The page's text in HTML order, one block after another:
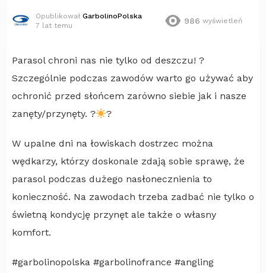
Opublikował GarbolinoPolska
7 lat temu
986 wyświetleń
Parasol chroni nas nie tylko od deszczu! ?
Szczególnie podczas zawodów warto go używać aby
ochronić przed słońcem zarówno siebie jak i nasze
zanęty/przynęty. ?
?
W upalne dni na łowiskach dostrzec można
wędkarzy, którzy doskonale zdają sobie sprawę, że
parasol podczas dużego nasłonecznienia to
konieczność. Na zawodach trzeba zadbać nie tylko o
świetną kondycję przynęt ale także o własny
komfort.
#garbolinopolska #garbolinofrance #angling